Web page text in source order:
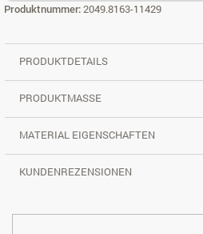
Produktnummer:2049.8163-11429
PRODUKTDETAILS
PRODUKTMASSE
MATERIAL EIGENSCHAFTEN
KUNDENREZENSIONEN